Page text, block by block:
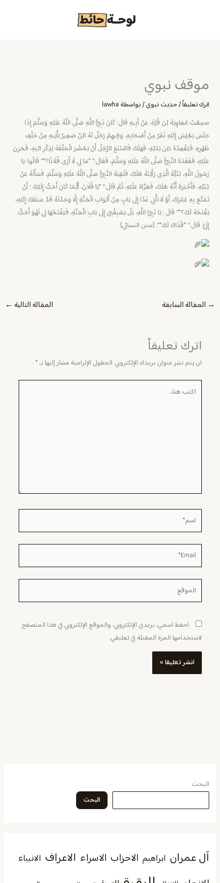
موقف نبوي
اترك تعليقاً/حديث نبوي/ بواسطة lawha
سَمِعْتُ مُعَاوِيَةَ بْنَ قُرَّةَ، عَنْ أَبِيهِ قَالَ: كَانَ نَبِيُّ اللَّهِ صَلَّى اللَّهُ عَلَيْهِ وَسَلَّمَ إِذَا
جَلَسَ يَجْلِسُ إِلَيْهِ نَفَرٌ مِنْ أَصْحَابِهِ، وَفِيهِمْ رَجُلٌ لَهُ ابْنٌ صَغِيرٌ يَأْتِيهِ مِنْ خَلْفِ
ظَهْرِهِ، فَيُقْعِدُهُ بَيْنَ يَدَيْهِ، فَهَلَكَ فَامْتَنَعَ الرَّجُلُ أَنْ يَحْضُرَ الْحَلْقَةَ لِذِكْرِ ابْنِهِ، فَحَزِنَ
عَلَيْهِ، فَفَقَدَهُ النَّبِيُّ صَلَّى اللَّهُ عَلَيْهِ وَسَلَّمَ، فَقَالَ:” *مَا لِي لَا أَرَى فُلَانًا؟*” قَالُوا: يَا
رَسُولَ اللَّهِ، بُنَيُّهُ الَّذِي رَأَيْتَهُ هَلَكَ. فَلَقِيَهُ النَّبِيُّ صَلَّى اللَّهُ عَلَيْهِ وَسَلَّمَ، فَسَأَلَهُ عَنْ
بُنَيِّهِ، فَأَخْبَرَهُ أَنَّهُ هَلَكَ، فَعَزَّاهُ عَلَيْهِ، ثُمَّ قَالَ:” *يَا فُلَانُ، أَيُّمَا كَانَ أَحَبُّ إِلَيْكَ ؛ أَنْ
تَمَتَّعَ بِهِ عُمُرَكَ، أَوْ لَا تَأْتِي غَدًا إِلَى بَابٍ مِنْ أَبْوَابِ الْجَنَّةِ إِلَّا وَجَدْتَهُ قَدْ سَبَقَكَ إِلَيْهِ،
يَفْتَحُهُ لَكَ؟*” قَالَ : يَا نَبِيَّ اللَّهِ، بَلْ يَسْبِقُنِي إِلَى بَابِ الْجَنَّةِ، فَيَفْتَحُهَا لِي لَهُوَ أَحَبُّ
إِلَيَّ. قَالَ:” *فَذَاكَ لَكَ*”. [سنن النسائي]
→ المقالة السابقة المقالة التالية ←
اترك تعليقاً
لن يتم نشر عنوان بريدك الإلكتروني. الحقول الإلزامية مشار إليها بـ*
اسم*
Email*
الموقع
احفظ اسمي، بريدي الإلكتروني، والموقع الإلكتروني في هذا المتصفح
لاستخدامها المرة المقبلة في تعليقي.
البحث
البحث
آل عمران ابراهيم الاحزاب الاسراء الاعراف الانبياء